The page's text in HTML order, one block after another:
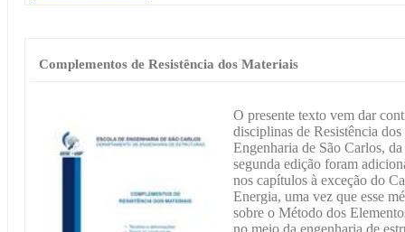
Complementos de Resistência dos Materiais
O presente texto vem dar
disciplinas de Resistência
Engenharia de São Carlos,
segunda edição foram
nos capítulos à exceção do
Energia, uma vez que esse
sobre o Método dos
no meio da engenharia de